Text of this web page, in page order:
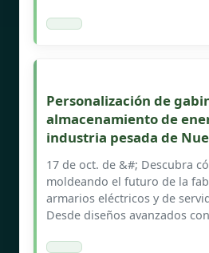
Personalización de
almacenamiento de
industria pesada de
17 de oct. de &#; Descubra
moldeando el futuro de la
armarios eléctricos y de
Desde diseños avanzados